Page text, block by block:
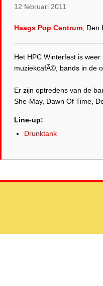
12 februari 2011
Haags Pop Centrum , Den
Het HPC Winterfest is
muziekcafÃ©, bands in de
Er zijn optredens van de
She-May, Dawn Of Time,
Line-up:
Drunktank